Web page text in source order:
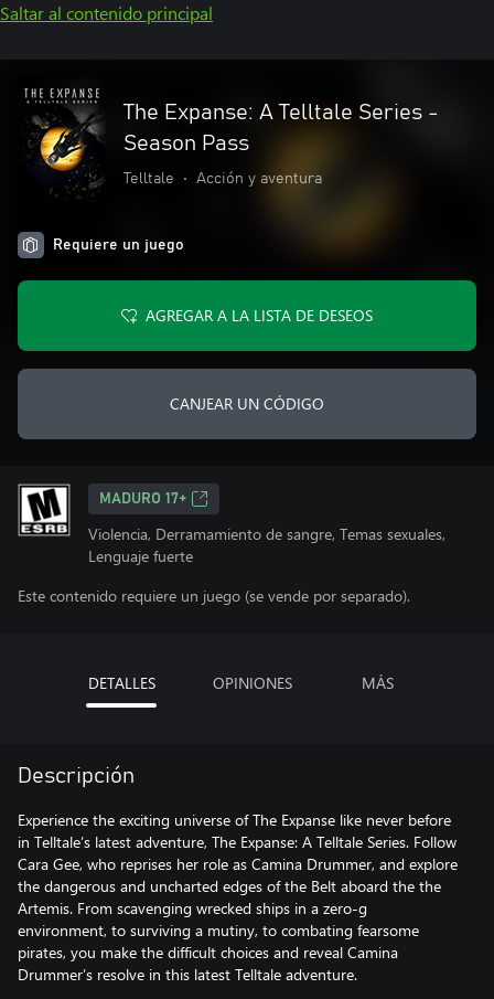
Saltar al contenido principal
The Expanse: A Telltale Series -
Season Pass
Telltale • Acción y aventura
Requiere un juego
AGREGAR A LA LISTA DE DESEOS
CANJEAR UN CÓDIGO
MADURO 17+
Violencia, Derramamiento de sangre, Temas sexuales,
Lenguaje fuerte
Este contenido requiere un juego (se vende por separado).
DETALLES OPINIONES MÁS
Descripción
Experience the exciting universe of The Expanse like never before
in Telltale’s latest adventure, The Expanse: A Telltale Series. Follow
Cara Gee, who reprises her role as Camina Drummer, and explore
the dangerous and uncharted edges of the Belt aboard the the
Artemis. From scavenging wrecked ships in a zero-g
environment, to surviving a mutiny, to combating fearsome
pirates, you make the difficult choices and reveal Camina
Drummer’s resolve in this latest Telltale adventure.